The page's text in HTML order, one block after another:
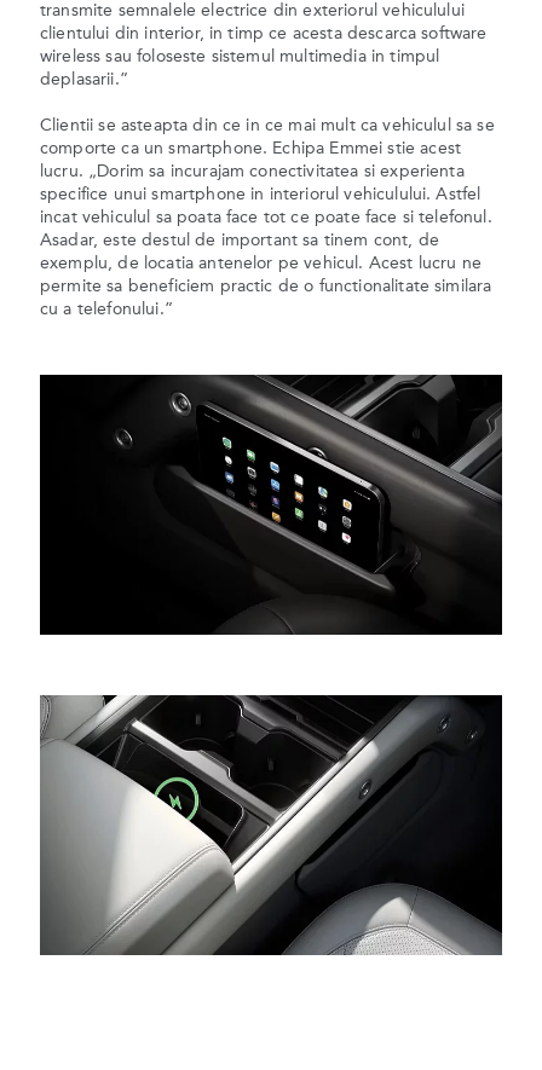
transmite semnalele electrice din exteriorul vehiculului
clientului din interior, in timp ce acesta descarca software
wireless sau foloseste sistemul multimedia in timpul
deplasarii.”
Clientii se asteapta din ce in ce mai mult ca vehiculul sa se
comporte ca un smartphone. Echipa Emmei stie acest
lucru. „Dorim sa incurajam conectivitatea si experienta
specifice unui smartphone in interiorul vehiculului. Astfel
incat vehiculul sa poata face tot ce poate face si telefonul.
Asadar, este destul de important sa tinem cont, de
exemplu, de locatia antenelor pe vehicul. Acest lucru ne
permite sa beneficiem practic de o functionalitate similara
cu a telefonului.”